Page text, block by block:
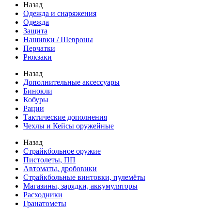
Назад
Одежда и снаряжения
Одежда
Защита
Нашивки / Шевроны
Перчатки
Рюкзаки
Назад
Дополнительные аксессуары
Бинокли
Кобуры
Рации
Тактические дополнения
Чехлы и Кейсы оружейные
Назад
Страйкбольное оружие
Пистолеты, ПП
Автоматы, дробовики
Страйкбольные винтовки, пулемёты
Магазины, зарядки, аккумуляторы
Расходники
Гранатометы